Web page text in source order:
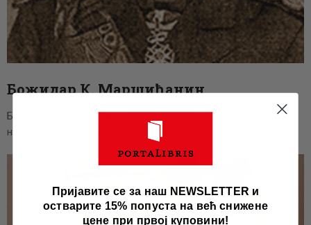
Бoжидар К. Маршићанин
Божидар К. Маршићанин (1855–1921) био је у неколико
наврата срески начелник у…
Пријавите се за наш NEWSLETTER и
остварите 15% попуста на већ снижене
цене при првој куповини!